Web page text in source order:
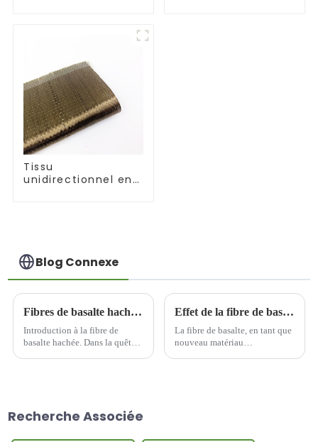
Tissu
unidirectionnel en
Blog Connexe
Fibres de basalte hachées pour routes asphaltées : renforcement des infrastructures
Introduction à la fibre de
basalte hachée. Dans la quête
fibres naturelles...
Effet de la fibre de basalte sur les performances du béton perméable
La fibre de basalte, en tant que
nouveau matériau
Recherche Associée